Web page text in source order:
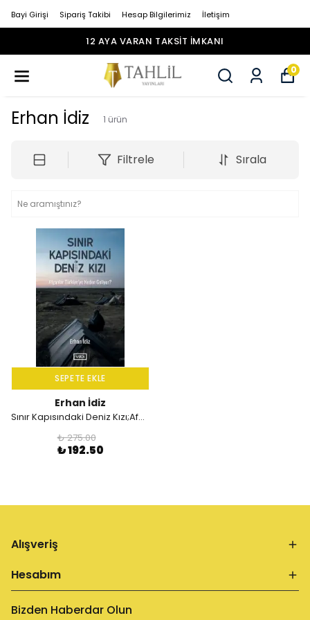
Bayi Girişi Sipariş Takibi Hesap Bilgilerimiz İletişim
12 AYA VARAN TAKSİT İMKANI
0
Erhan İdiz 1 ürün
Filtrele Sırala
SEPETE EKLE
Erhan İdiz
Sınır Kapısındaki Deniz Kızı;Afganlar Türkiye’ye Neden Geliyor ?
₺ 275.00
₺ 192.50
Alışveriş
Hesabım
Bizden Haberdar Olun